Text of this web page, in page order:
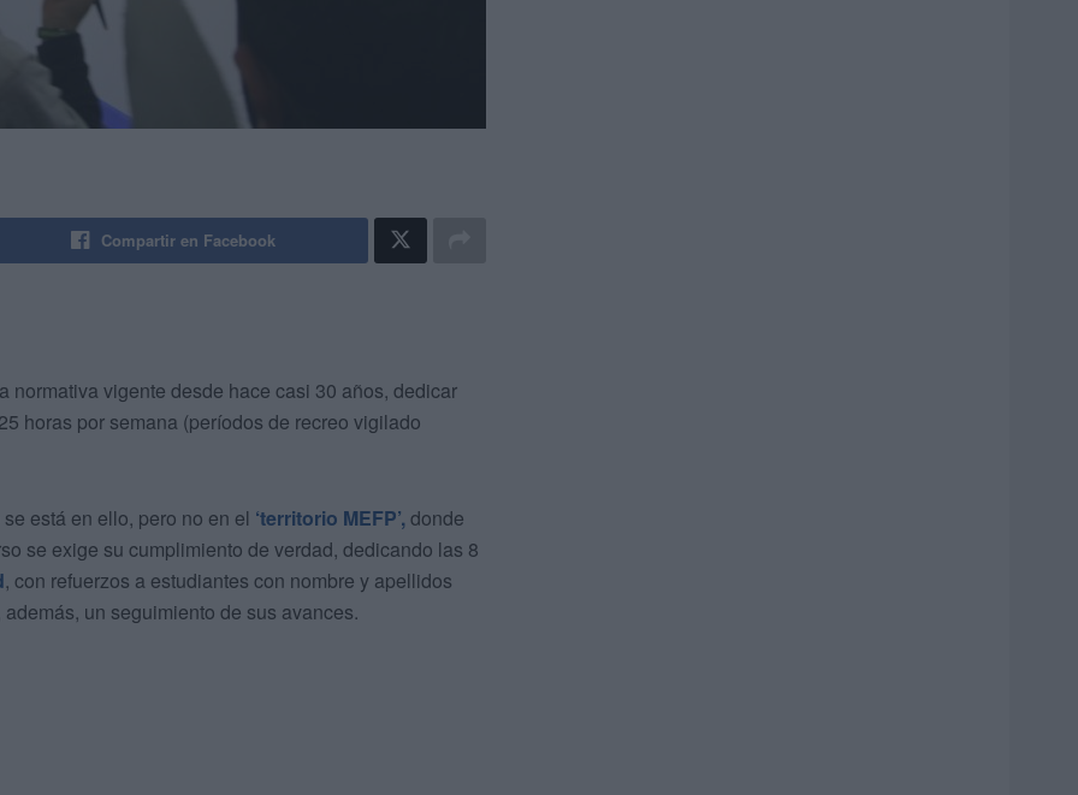
Compartir en Facebook
normativa vigente desde hace casi 30 años, dedicar
horas por semana (períodos de recreo vigilado
está en ello, pero no en el ‘territorio MEFP’,donde
se exige su cumplimiento de verdad, dedicando las 8
, con refuerzos a estudiantes con nombre y apellidos
un seguimiento de sus avances.